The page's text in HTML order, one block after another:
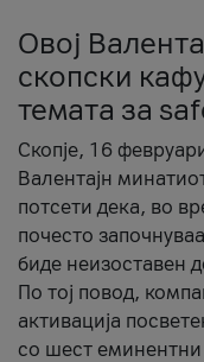
Овој
скопски
темата за
Скопје, 16
Валентајн
потсети дека, во
почесто
биде неизоставен
По тој повод,
активација
со шест